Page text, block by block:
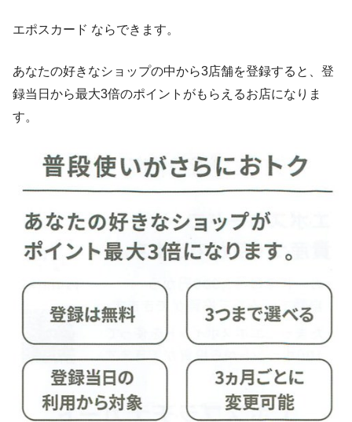
エポスカード ならできます。
あなたの好きなショップの中から3店舗を登録すると、登
録当日から最大3倍のポイントがもらえるお店になりま
す。